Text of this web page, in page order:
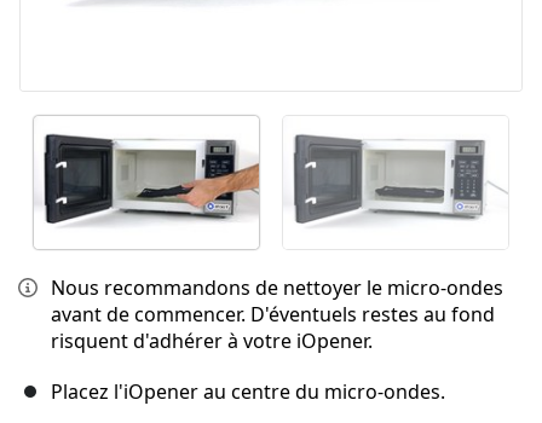
Nous recommandons de nettoyer le micro-ondes
avant de commencer. D'éventuels restes au fond
risquent d'adhérer à votre iOpener.
Placez l'iOpener au centre du micro-ondes.